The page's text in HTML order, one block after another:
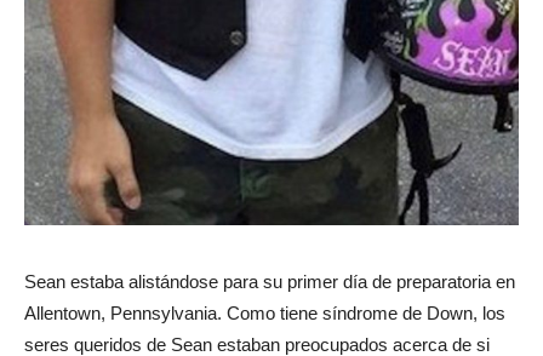
Sean estaba alistándose para su primer día de preparatoria en
Allentown, Pennsylvania. Como tiene síndrome de Down, los
seres queridos de Sean estaban preocupados acerca de si